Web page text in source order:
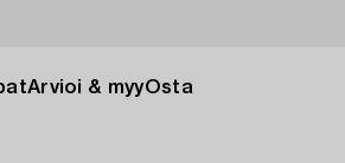
Arvioi & myyOsta